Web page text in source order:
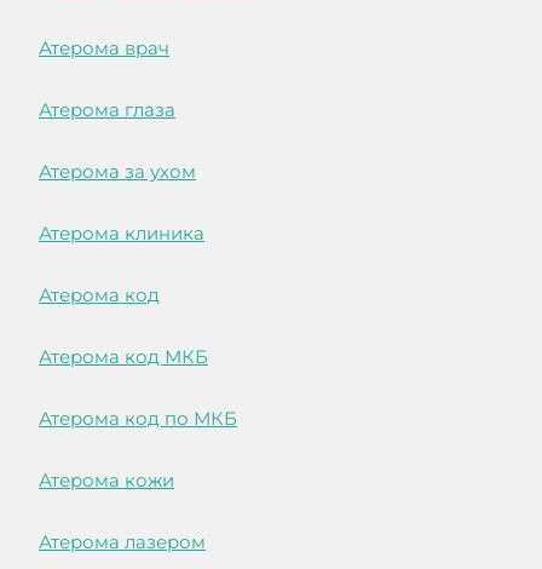
Атерома врач
Атерома глаза
Атерома за ухом
Атерома клиника
Атерома код
Атерома код МКБ
Атерома код по МКБ
Атерома кожи
Атерома лазером